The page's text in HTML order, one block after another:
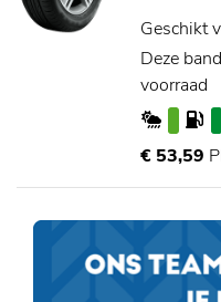
Geschikt
Deze
voorraad
€ 53,59